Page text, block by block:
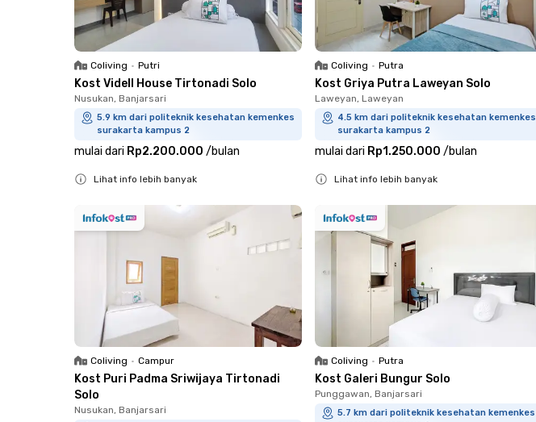
Coliving • Putri
Kost Videll House Tirtonadi Solo
Nusukan, Banjarsari
5.9 km dari politeknik kesehatan kemenkes
surakarta kampus 2
mulai dari Rp2.200.000 /bulan
Lihat info lebih banyak
Coliving • Putra
Kost Griya Putra Laweyan Solo
Laweyan, Laweyan
4.5 km dari politeknik kesehatan kemenkes
surakarta kampus 2
mulai dari Rp1.250.000 /bulan
Lihat info lebih banyak
Coliving • Campur
Kost Puri Padma Sriwijaya Tirtonadi
Solo
Nusukan, Banjarsari
Coliving • Putra
Kost Galeri Bungur Solo
Punggawan, Banjarsari
5.7 km dari politeknik kesehatan kemenkes